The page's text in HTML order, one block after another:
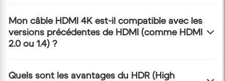
résolution 4K à des fréquences d'images élevées
(comme 60Hz) ou pour des fonctionnalités avancées
comme le HDR (High Dynamic Range). Les câbles
High Speed', sont certifiés pour supporter ces débits
La longueur du câble dépendra de la distance entre
votre appareil source (ex: box TV, console) et votre
écran (TV, moniteur). Pour des distances courtes
qualité suffit généralement. Pour des distances plus
Mon câble HDMI 4K est-il compatible avec les
versions précédentes de HDMI (comme HDMI
2.0 ou 1.4) ?
Oui, les câbles HDMI sont rétrocompatibles. Un câble
Quels sont les avantages du HDR (High